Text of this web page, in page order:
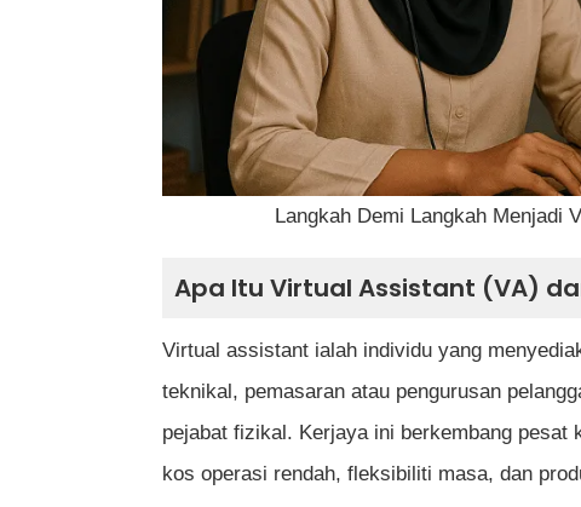
Langkah 5: Bina Profil Profesional di
Langkah 6: Mulakan Dengan Kadar
Langkah 7: Jaga Etika dan
Langkah 8: Tingkatkan Kemahiran dan
Soalan Lazim (FAQ)
Apa maksud virtual assistant?
Langkah Demi Langkah Menjadi
Apa Itu Virtual Assistant (VA)
Virtual assistant ialah individu yang
teknikal, pemasaran atau pengurusan
pejabat fizikal. Kerjaya ini berkembang pesat
kos operasi rendah, fleksibiliti masa, dan